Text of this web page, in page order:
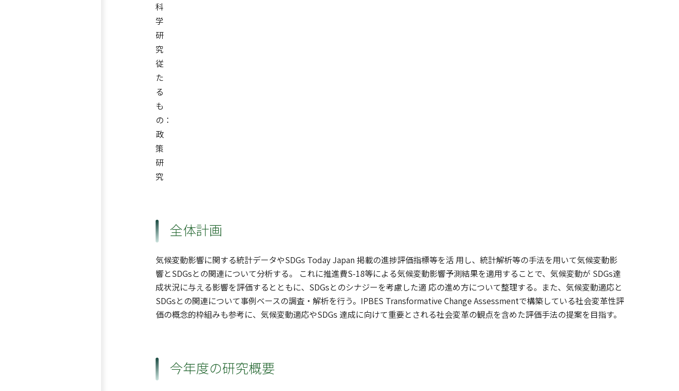
科
学
研
究
従
た
る
も
の：
政
策
研
究
全体計画
気候変動影響に関する統計データやSDGs Today Japan 掲載の進捗評価指標等を活 用し、統計解析等の手法を用いて気候変動影
響とSDGsとの関連について分析する。 これに推進費S-18等による気候変動影響予測結果を適用することで、気候変動が SDGs達
成状況に与える影響を評価するとともに、SDGsとのシナジーを考慮した適 応の進め方について整理する。また、気候変動適応と
SDGsとの関連について事例ベースの調査・解析を行う。IPBES Transformative Change Assessmentで構築している社会変革性評
価の概念的枠組みも参考に、気候変動適応やSDGs 達成に向けて重要とされる社会変革の観点を含めた評価手法の提案を目指す。
今年度の研究概要